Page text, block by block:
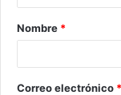
Nombre *
Correo electrónico *